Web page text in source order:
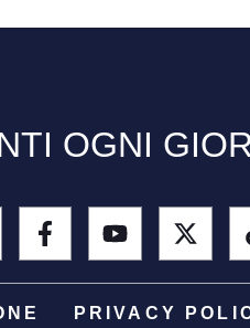
OGNI
PRIVACY